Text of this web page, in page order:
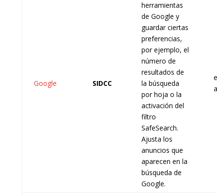
Google SIDCC
herramientas
de Google y
guardar ciertas
preferencias,
por ejemplo, el
número de
resultados de
la búsqueda
por hoja o la
activación del
filtro
SafeSearch.
Ajusta los
anuncios que
aparecen en la
búsqueda de
Google.